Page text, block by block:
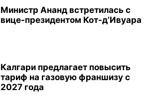
Министр Ананд встретилась с
вице-президентом Кот-д’Ивуара
Калгари предлагает повысить
тариф на газовую франшизу с
2027 года